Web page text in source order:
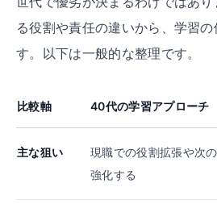
る役割や責任の違いから、学習
す。以下は一般的な整理です。
比較軸 40代の学習アプローチ
主な狙い
現職での役割拡張や次
強化する